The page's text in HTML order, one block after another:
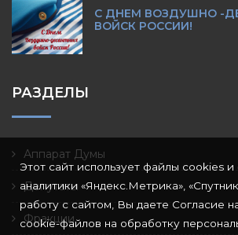
С ДНЕМ ВОЗДУШНО -
ВОЙСК РОССИИ!
РАЗДЕЛЫ
Аппарат Думы
Депутаты
Фракции
Этот сайт использует файлы cookies
аналитики «Яндекс.Метрика»,
работу с сайтом, Вы даете Согласие
cookie-файлов на обработку